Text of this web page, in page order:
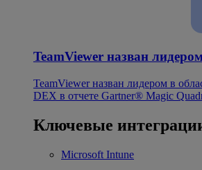
TeamViewer назван
TeamViewer назван лидером в
DEX в отчете Gartner® Magic
Ключевые
Microsoft Intune